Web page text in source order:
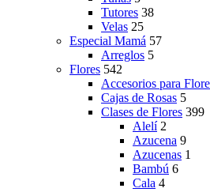
Tutores 38
Velas 25
Especial Mamá 57
Arreglos 5
Flores 542
Accesorios para
Cajas de Rosas 5
Clases de Flores 399
Alelí 2
Azucena 9
Azucenas 1
Bambú 6
Cala 4